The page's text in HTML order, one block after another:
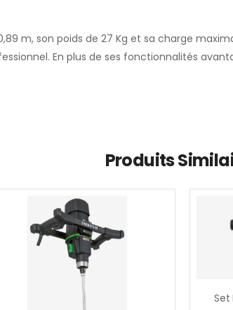
m, son poids de 27 Kg et sa charge
En plus de ses fonctionnalités
Produits